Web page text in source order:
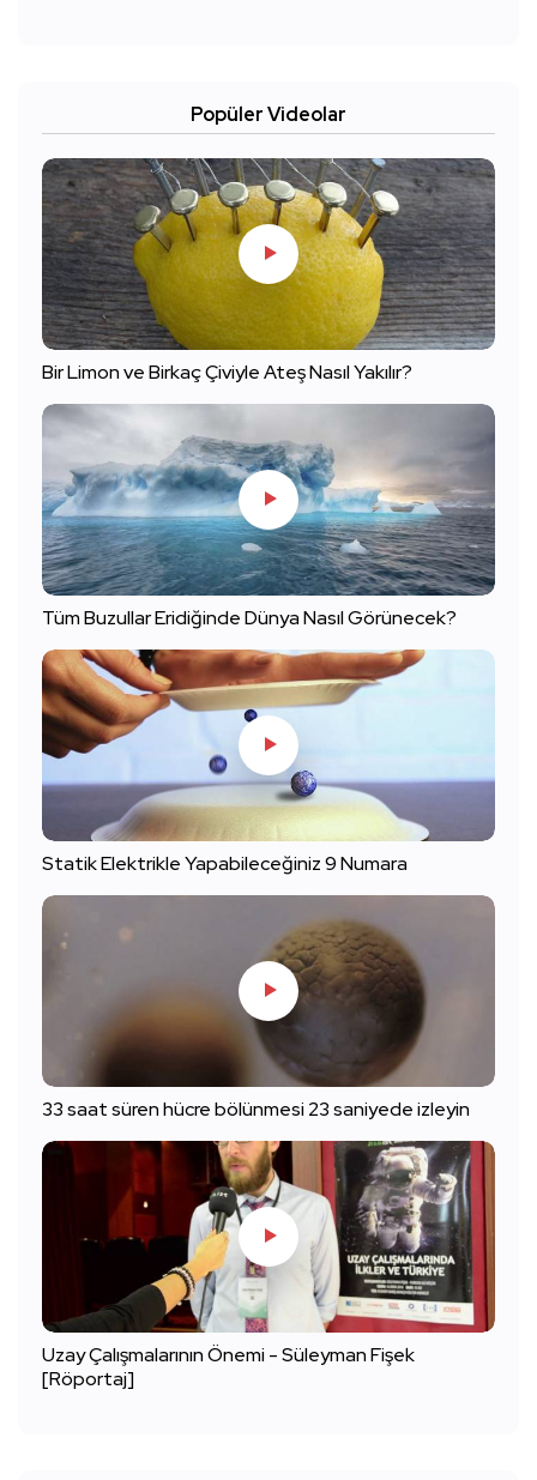
Popüler Videolar
Bir Limon ve Birkaç Çiviyle Ateş Nasıl Yakılır?
Tüm Buzullar Eridiğinde Dünya Nasıl Görünecek?
Statik Elektrikle Yapabileceğiniz 9 Numara
33 saat süren hücre bölünmesi 23 saniyede izleyin
Uzay Çalışmalarının Önemi - Süleyman Fişek
[Röportaj]